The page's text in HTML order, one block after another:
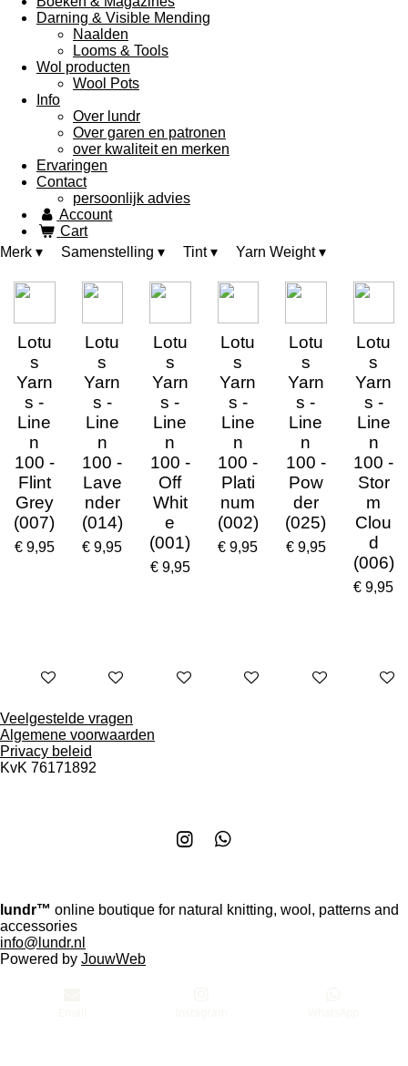
Darning & Visible Mending
Naalden
Looms & Tools
Wol producten
Wool Pots
Info
Over lundr
Over garen en patronen
over kwaliteit en merken
Ervaringen
Contact
persoonlijk advies
Account
Cart
Merk ▾ Samenstelling ▾ Tint▾ Yarn Weight▾
Lotu
s
Yarn
s -
Line
n
100 -
Flint
Grey
(007)
€ 9,95
Add to cart
Lotu
s
Yarn
s -
Line
n
100 -
Lave
nder
(014)
€ 9,95
Add to cart
Lotu
s
Yarn
s -
Line
n
100 -
Off
Whit
e
(001)
€ 9,95
Add to cart
Lotu
s
Yarn
s -
Line
n
100 -
Plati
num
(002)
€ 9,95
Add to cart
Lotu
s
Yarn
s -
Line
n
100 -
Pow
der
(025)
€ 9,95
Add to cart
Lotu
s
Yarn
s -
Line
n
100 -
Stor
m
Clou
d
(006)
€ 9,95
Add to
Veelgestelde vragen
Algemene voorwaarden
Privacy beleid
KvK 76171892
I
a
W
s
lundr™ online boutique for natural knitting, wool, patterns and
accessories
info@lundr.nl
Powered by JouwWeb